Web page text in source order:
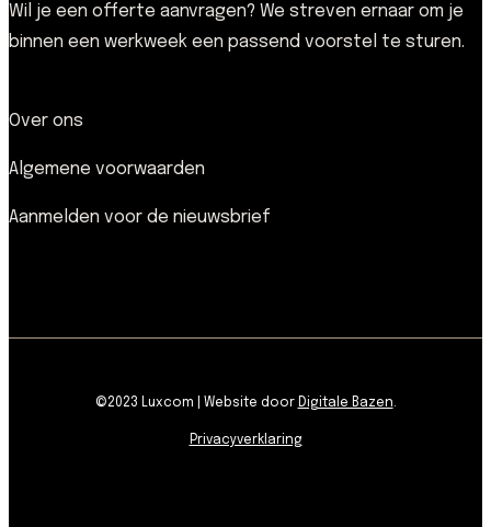
Wil je een offerte aanvragen? We streven ernaar om je
binnen een werkweek een passend voorstel te sturen.
Over ons
Algemene voorwaarden
Aanmelden voor de nieuwsbrief
©2023 Luxcom | Website door Digitale Bazen.
Privacyverklaring